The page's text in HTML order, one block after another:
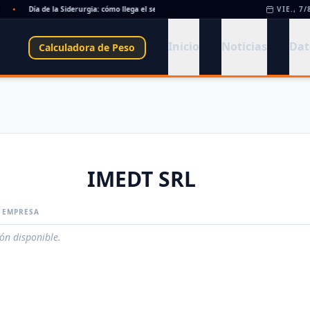
Día de la Siderurgia: cómo llega el sector al aniversario 78 del legado de Savio •
VIE., 7/
Calculadora de Peso Inicio Noticias
IMEDT SRL
disponible.